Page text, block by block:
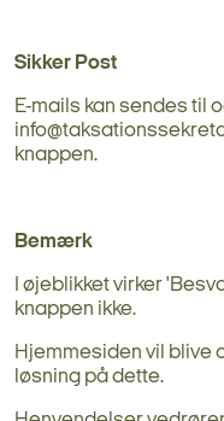
Sikker Post
E-mails kan sendes til
knappen.
Bemærk
I øjeblikket virker
knappen ikke.
Hjemmesiden vil blive
løsning på dette.